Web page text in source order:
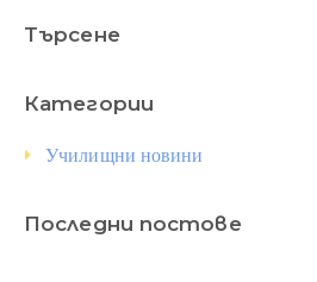
Търсене
Категории
Училищни новини
Последни постове